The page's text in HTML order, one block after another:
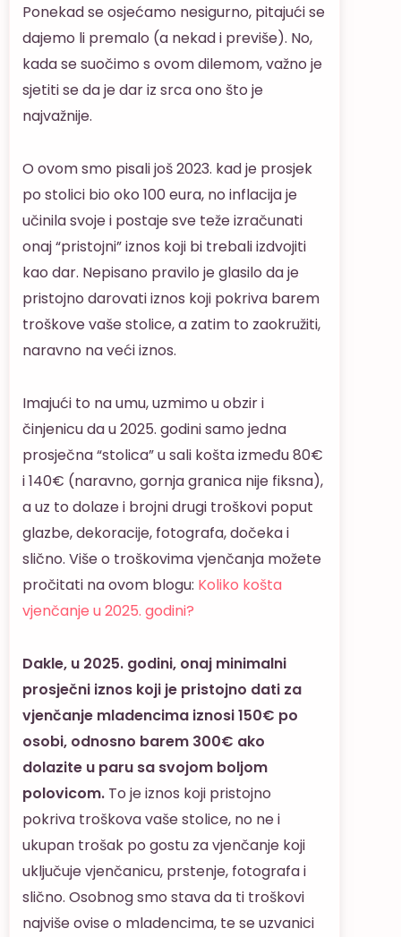
Ponekad se osjećamo nesigurno, pitajući se
dajemo li premalo (a nekad i previše). No,
kada se suočimo s ovom dilemom, važno je
sjetiti se da je dar iz srca ono što je
najvažnije.
O ovom smo pisali još 2023. kad je prosjek
po stolici bio oko 100 eura, no inflacija je
učinila svoje i postaje sve teže izračunati
onaj “pristojni” iznos koji bi trebali izdvojiti
kao dar. Nepisano pravilo je glasilo da je
pristojno darovati iznos koji pokriva barem
troškove vaše stolice, a zatim to zaokružiti,
naravno na veći iznos.
Imajući to na umu, uzmimo u obzir i
činjenicu da u 2025. godini samo jedna
prosječna “stolica” u sali košta između 80€
i 140€ (naravno, gornja granica nije fiksna),
a uz to dolaze i brojni drugi troškovi poput
glazbe, dekoracije, fotografa, dočeka i
slično. Više o troškovima vjenčanja možete
pročitati na ovom blogu: Koliko košta
vjenčanje u 2025. godini?
Dakle, u 2025. godini, onaj minimalni
prosječni iznos koji je pristojno dati za
vjenčanje mladencima iznosi 150€ po
osobi, odnosno barem 300€ ako
dolazite u paru sa svojom boljom
polovicom. To je iznos koji pristojno
pokriva troškova vaše stolice, no ne i
ukupan trošak po gostu za vjenčanje koji
uključuje vjenčanicu, prstenje, fotografa i
slično. Osobnog smo stava da ti troškovi
najviše ovise o mladencima, te se uzvanici